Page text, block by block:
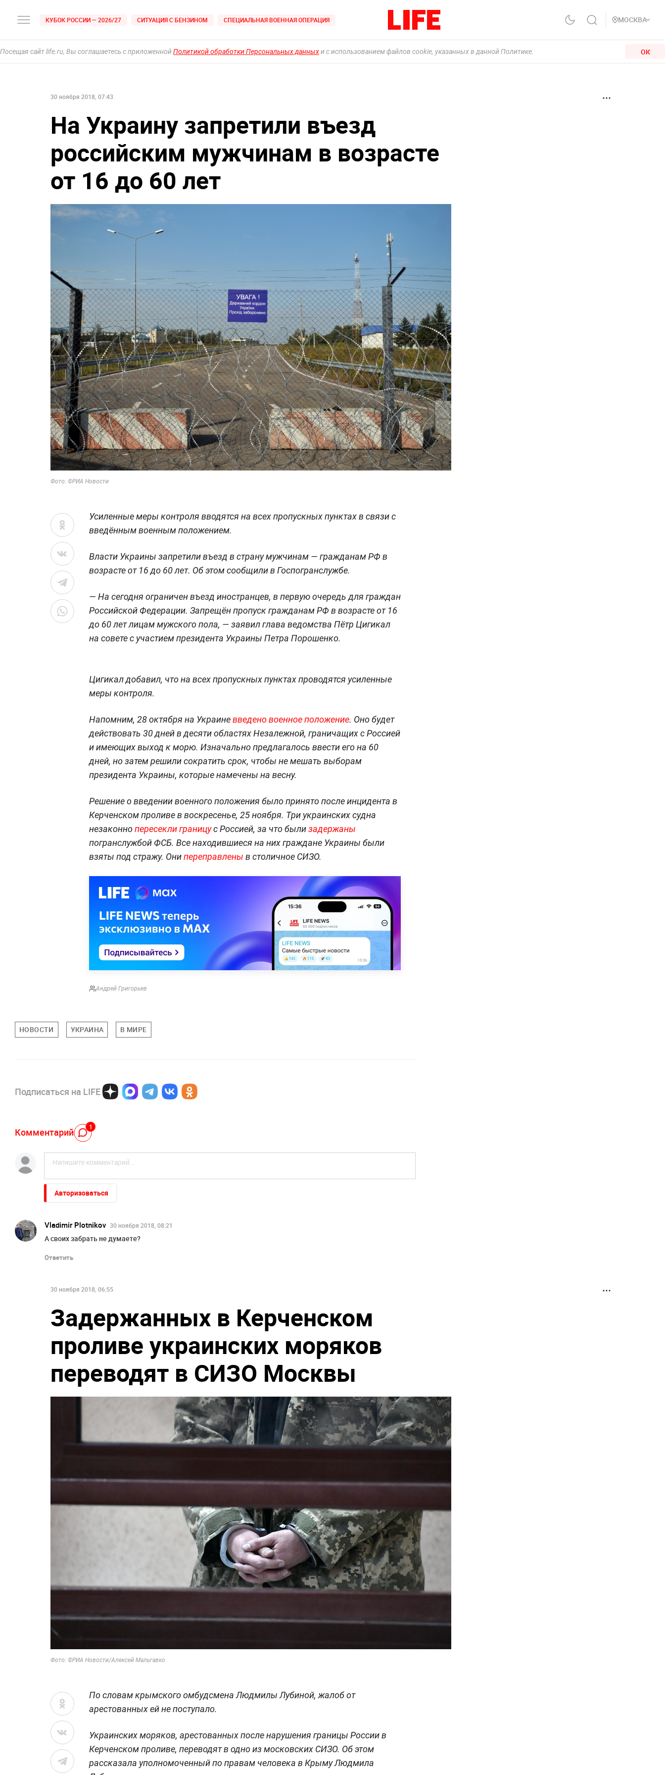
КУБОК РОССИИ — 2026/27 СИТУАЦИЯ С БЕНЗИНОМ СПЕЦИАЛЬНАЯ ВОЕННАЯ ОПЕРАЦИЯ МОСКВА
Посещая сайт life.ru, Вы соглашаетесь с приложеннойПолитикой обработки Персональных данныхи с использованием файлов cookie, указанных в данной Политике. ОК
30 ноября 2018, 07:43
На Украину запретили въезд
российским мужчинам в возрасте
от 16 до 60 лет
Фото: ©РИА Новости
Усиленные меры контроля вводятся на всех пропускных пунктах в связи с
введённым военным положением.
Власти Украины запретили въезд в страну мужчинам — гражданам РФ в
возрасте от 16 до 60 лет. Об этом сообщили в Госпогранслужбе.
— На сегодня ограничен въезд иностранцев, в первую очередь для граждан
Российской Федерации. Запрещён пропуск гражданам РФ в возрасте от 16
до 60 лет лицам мужского пола, — заявил глава ведомства Пётр Цигикал
на совете с участием президента Украины Петра Порошенко.
Цигикал добавил, что на всех пропускных пунктах проводятся усиленные
меры контроля.
Напомним, 28 октября на Украиневведено военное положение. Оно будет
действовать 30 дней в десяти областях Незалежной, граничащих с Россией
и имеющих выход к морю. Изначально предлагалось ввести его на 60
дней, но затем решили сократить срок, чтобы не мешать выборам
президента Украины, которые намечены на весну.
Решение о введении военного положения было принято после инцидента в
Керченском проливе в воскресенье, 25 ноября. Три украинских судна
незаконнопересекли границус Россией, за что былизадержаны
погранслужбой ФСБ. Все находившиеся на них граждане Украины были
взяты под стражу. Онипереправлены в столичное СИЗО.
Андрей Григорьев
НОВОСТИ УКРАИНА В МИРЕ
Подписаться на LIFE
Комментарий 1
Авторизоваться
Vladimir Plotnikov 30 ноября 2018, 08:21
А своих забрать не думаете?
Ответить
30 ноября 2018, 06:55
Задержанных в Керченском
проливе украинских моряков
переводят в СИЗО Москвы
Фото: ©РИА Новости/Алексей Мальгавко
По словам крымского омбудсмена Людмилы Лубиной, жалоб от
арестованных ей не поступало.
Украинских моряков, арестованных после нарушения границы России в
Керченском проливе, переводят в одно из московских СИЗО. Об этом
рассказала уполномоченный по правам человека в Крыму Людмила